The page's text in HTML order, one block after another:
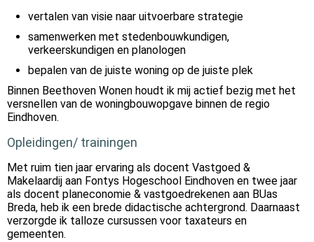
vertalen van visie naar uitvoerbare strategie
samenwerken met stedenbouwkundigen,
verkeerskundigen en planologen
bepalen van de juiste woning op de juiste plek
Binnen Beethoven Wonen houdt ik mij actief bezig met het
versnellen van de woningbouwopgave binnen de regio
Eindhoven.
Opleidingen/ trainingen
Met ruim tien jaar ervaring als docent Vastgoed &
Makelaardij aan Fontys Hogeschool Eindhoven en twee jaar
als docent planeconomie & vastgoedrekenen aan BUas
Breda, heb ik een brede didactische achtergrond. Daarnaast
verzorgde ik talloze cursussen voor taxateurs en
gemeenten.